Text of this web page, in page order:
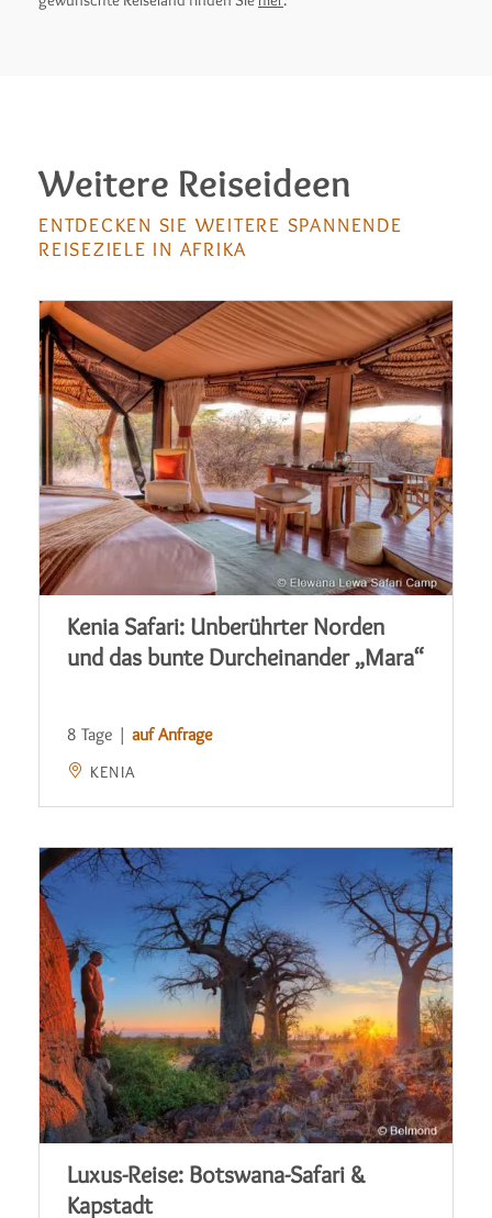
Weitere Reiseideen
ENTDECKEN SIE WEITERE SPANNENDE
REISEZIELE IN AFRIKA
Kenia Safari: Unberührter Norden
und das bunte Durcheinander „Mara“
8 Tage | auf Anfrage
KENIA
Luxus-Reise: Botswana-Safari &
Kapstadt